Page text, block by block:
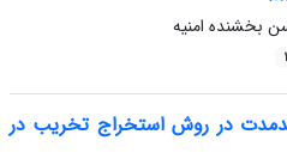
بخشنده امنیه
در روش استخراج تخریب در